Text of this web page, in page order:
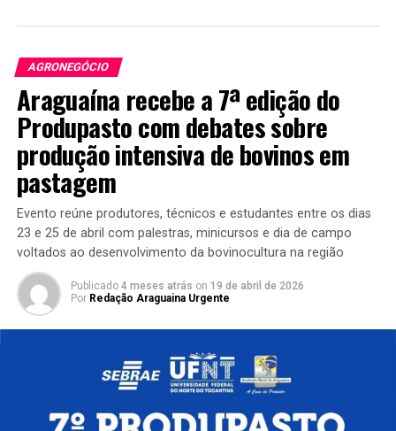
AGRONEGÓCIO
Araguaína recebe a 7ª edição do
Produpasto com debates sobre
produção intensiva de bovinos em
pastagem
Evento reúne produtores, técnicos e estudantes entre os dias
23 e 25 de abril com palestras, minicursos e dia de campo
voltados ao desenvolvimento da bovinocultura na região
Publicado 4 meses atrás on 19 de abril de 2026
Por Redação Araguaina Urgente